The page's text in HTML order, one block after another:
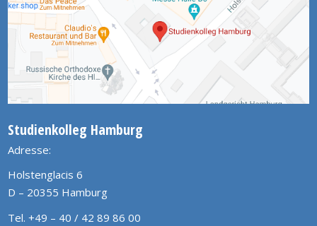
Studienkolleg Hamburg
Adresse:
Holstenglacis 6
D – 20355 Hamburg
Tel. +49 – 40 / 42 89 86 00